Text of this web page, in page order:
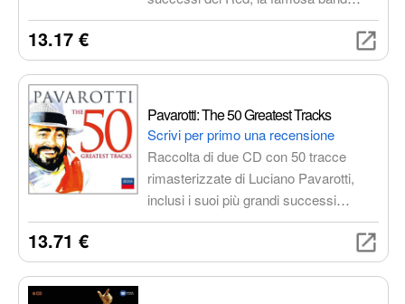
rock. Questo doppio CD offre
appagante, perfetta per i fan di lunga
emozioni dei brani che hanno fatto la
storia dei Red con questa raccolta
rimasterizzata in alta qualità.
13.17 €
Pavarotti: The 50 Greatest Tracks
Scrivi per primo una recensione
Raccolta di due CD con 50 tracce
rimasterizzate di Luciano Pavarotti,
inclusi i suoi più grandi successi
operistici e popolari, oltre a duetti con
Quasi 3 ore di musica per celebrare la
13.71 €